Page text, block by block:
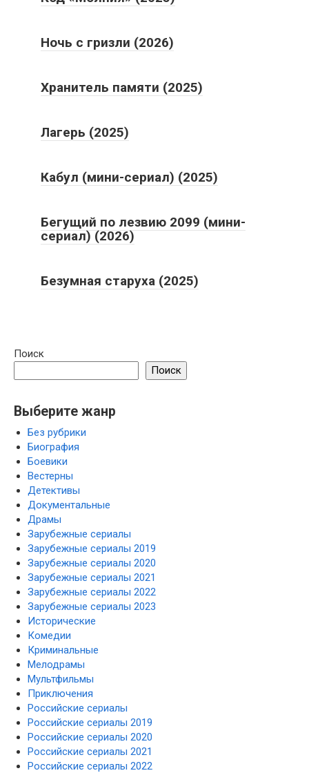
Ночь с гризли (2026)
Хранитель памяти (2025)
Лагерь (2025)
Кабул (мини-сериал) (2025)
Бегущий по лезвию 2099 (мини-
сериал) (2026)
Безумная старуха (2025)
Поиск
Поиск
Выберите жанр
Без рубрики
Биография
Боевики
Вестерны
Детективы
Документальные
Драмы
Зарубежные сериалы
Зарубежные сериалы 2019
Зарубежные сериалы 2020
Зарубежные сериалы 2021
Зарубежные сериалы 2022
Зарубежные сериалы 2023
Исторические
Комедии
Криминальные
Мелодрамы
Мультфильмы
Приключения
Российские сериалы
Российские сериалы 2019
Российские сериалы 2020
Российские сериалы 2021
Российские сериалы 2022